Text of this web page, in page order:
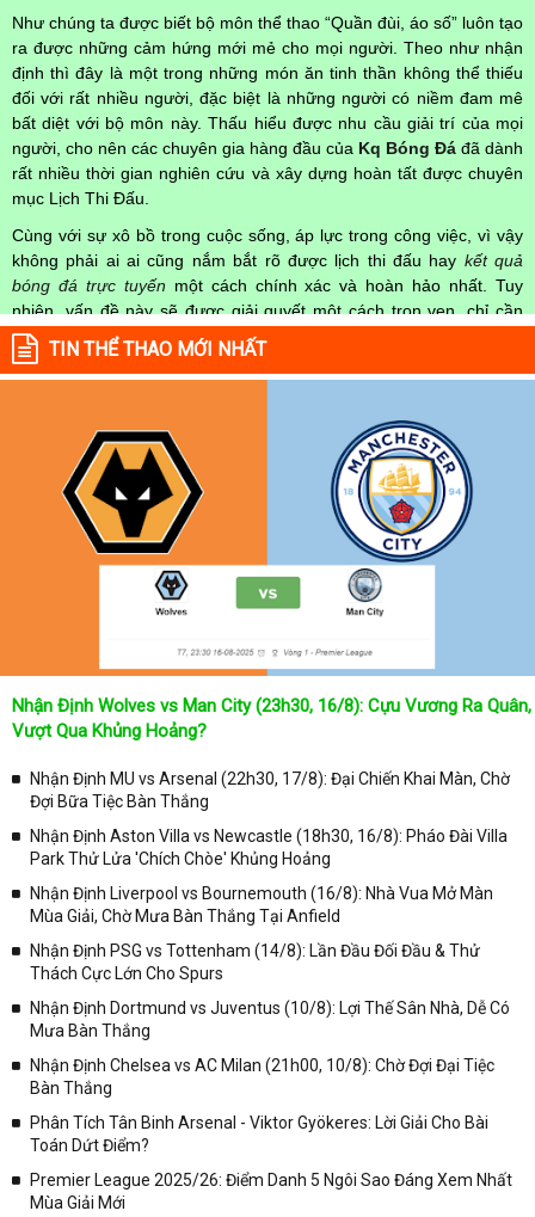
Như chúng ta được biết bộ môn thể thao “Quần đùi, áo số” luôn tạo
ra được những cảm hứng mới mẻ cho mọi người. Theo như nhận
định thì đây là một trong những món ăn tinh thần không thể thiếu
đối với rất nhiều người, đặc biệt là những người có niềm đam mê
bất diệt với bộ môn này. Thấu hiểu được nhu cầu giải trí của mọi
người, cho nên các chuyên gia hàng đầu của Kq Bóng Đá đã dành
rất nhiều thời gian nghiên cứu và xây dựng hoàn tất được chuyên
mục Lịch Thi Đấu.
Cùng với sự xô bồ trong cuộc sống, áp lực trong công việc, vì vậy
không phải ai ai cũng nắm bắt rõ được lịch thi đấu hay kết quả
bóng đá trực tuyến một cách chính xác và hoàn hảo nhất. Tuy
nhiên, vấn đề này sẽ được giải quyết một cách trọn vẹn, chỉ cần
truy cập vào chuyên mục
Lịch Thi Đấu
mọi người hoàn toàn nắm rõ được chính xác về thời gian các trận
đấu bóng đá Việt Nam hay trên Thế giới diễn ra trong thời gian sắp
cả 2 đội tuyển bóng đá đang đạt được.
Không chỉ dừng lại ở đó, những người hâm mộ bóng đá có thể cập
nhật được chính xác về lịch phát sóng bóng đá được tường thuật
trực tiếp ở trên những kênh truyền hình thể thao lớn nhất hiện nay
như: VTV3, K+, SCTV, Thể thao TV,... Nếu như bạn không muốn
bỏ lỡ bất kỳ một trận đấu bóng đá nào trong từng mùa giải, hãy
thường xuyên vào chuyên mụcLịch Thi Đấutại chuyên trang
để cập nhật thông tin chính xác nhất nhé!
Lịch thi đấu được cập nhật chính xác trong toàn bộ các giải
Tại Lịch Thi Đấu của chuyên trang kqbongda.net
sẽ cập nhanh
chóng và chính xác nhất thời gian từng trận đấu bóng đá diễn ra ở
trong từng giải đấu như:
✓ Giải đấu bóng đá Ngoại hạng Anh;
✓ Giải bóng Cúp C1 Châu Âu;
✓ Giải VĐQG Tây Ban Nha;
✓ VĐQG Đức;
✓ VĐQG Pháp;
✓ Liên Đoàn Anh;
✓ U23 Châu Á;
✓ Euro 2020;
TIN THỂ THAO MỚI NHẤT
Nhận Định Wolves vs Man City (23h30, 16/8): Cựu Vương Ra Quân,
Vượt Qua Khủng Hoảng?
Nhận Định MU vs Arsenal (22h30, 17/8): Đại Chiến Khai Màn, Chờ
Đợi Bữa Tiệc Bàn Thắng
Nhận Định Aston Villa vs Newcastle (18h30, 16/8): Pháo Đài Villa
Park Thử Lửa 'Chích Chòe' Khủng Hoảng
Nhận Định Liverpool vs Bournemouth (16/8): Nhà Vua Mở Màn
Mùa Giải, Chờ Mưa Bàn Thắng Tại Anfield
Nhận Định PSG vs Tottenham (14/8): Lần Đầu Đối Đầu & Thử
Thách Cực Lớn Cho Spurs
Nhận Định Dortmund vs Juventus (10/8): Lợi Thế Sân Nhà, Dễ Có
Mưa Bàn Thắng
Nhận Định Chelsea vs AC Milan (21h00, 10/8): Chờ Đợi Đại Tiệc
Bàn Thắng
Phân Tích Tân Binh Arsenal - Viktor Gyökeres: Lời Giải Cho Bài
Toán Dứt Điểm?
Premier League 2025/26: Điểm Danh 5 Ngôi Sao Đáng Xem Nhất
Mùa Giải Mới